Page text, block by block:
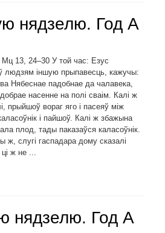
нядзелю. Год А
Мц 13, 24–30 У той час: Езус
людзям іншую прыпавесць, кажучы:
Нябеснае падобнае да чалавека,
насенне на полі сваім. Калі ж
прыйшоў вораг яго і пасеяў між
і пайшоў. Калі ж збажына
плод, тады паказаўся каласоўнік.
ж, слугі гаспадара дому сказалі
ж не ...
нядзелю. Год А